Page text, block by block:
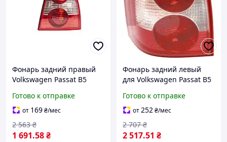
Фонарь задний правый
Volkswagen Passat B5
Готово к отправке
от 169₴/мес
1 691.58₴
2 563 ₴
Фонарь задний левый
для Volkswagen Passat B5
Готово к отправке
от252₴/мес
2 517.51 ₴
2 707 ₴